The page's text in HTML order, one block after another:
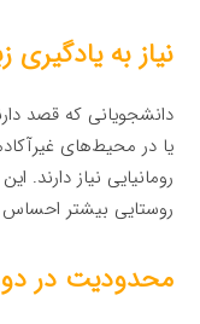
نیاز به یادگیری
دانشجویانی که قصد
یا در محیط‌های
رومانیایی نیاز دارند.
روستایی بیشتر
محدودیت در